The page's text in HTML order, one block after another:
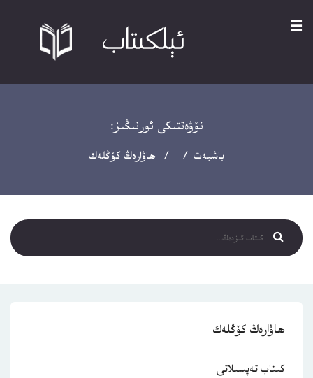
☰
نۆۋەتتىكى ئورنىڭىز:
باشبەت / / ھاۋارەڭ كۆڭلەك
ھاۋارەڭ كۆڭلەك
كىتاب تەپسىلاتى